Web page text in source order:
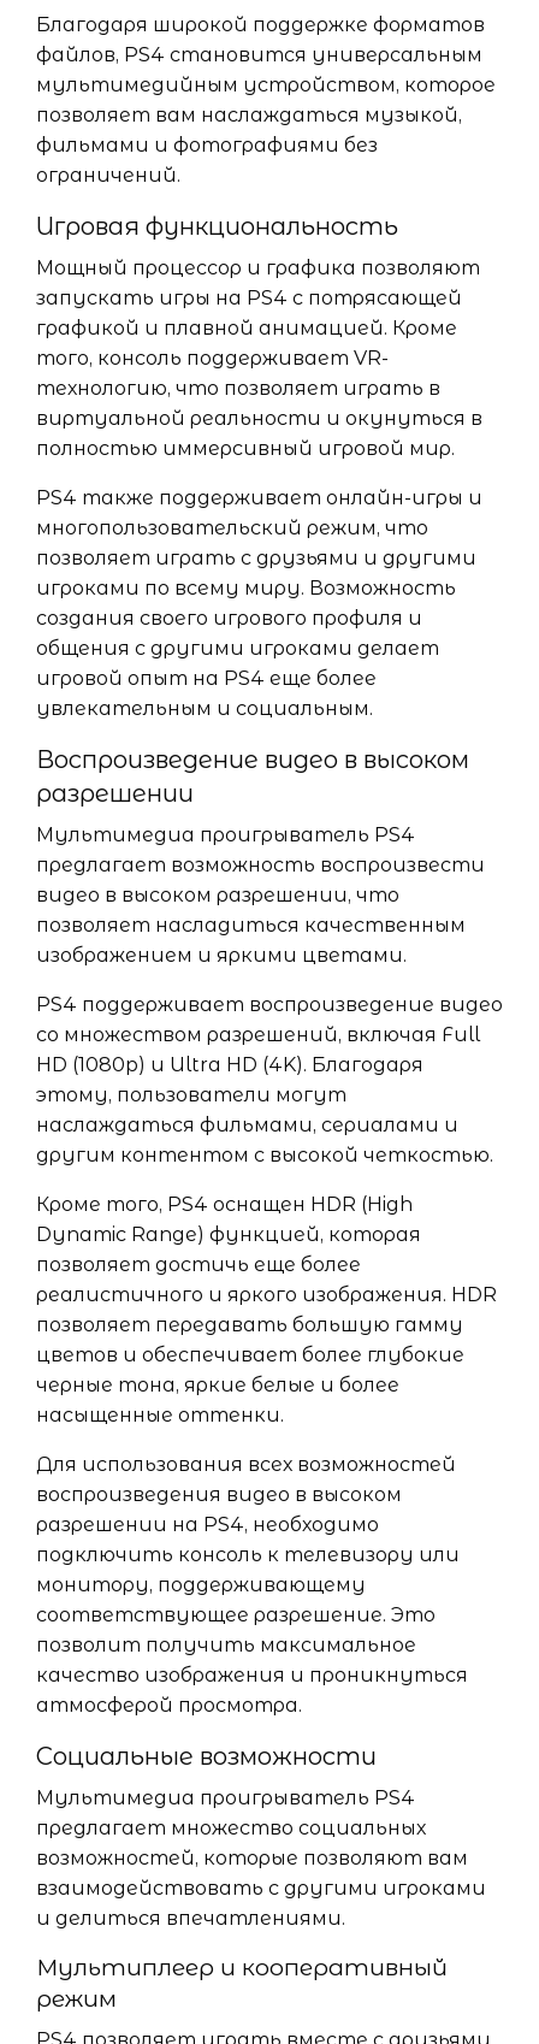
Благодаря широкой поддержке форматов
файлов, PS4 становится универсальным
мультимедийным устройством, которое
позволяет вам наслаждаться музыкой,
фильмами и фотографиями без
ограничений.
Игровая функциональность
Мощный процессор и графика позволяют
запускать игры на PS4 с потрясающей
графикой и плавной анимацией. Кроме
того, консоль поддерживает VR-
технологию, что позволяет играть в
виртуальной реальности и окунуться в
полностью иммерсивный игровой мир.
PS4 также поддерживает онлайн-игры и
многопользовательский режим, что
позволяет играть с друзьями и другими
игроками по всему миру. Возможность
создания своего игрового профиля и
общения с другими игроками делает
игровой опыт на PS4 еще более
увлекательным и социальным.
Воспроизведение видео в высоком
разрешении
Мультимедиа проигрыватель PS4
предлагает возможность воспроизвести
видео в высоком разрешении, что
позволяет насладиться качественным
изображением и яркими цветами.
PS4 поддерживает воспроизведение видео
со множеством разрешений, включая Full
HD (1080p) и Ultra HD (4K). Благодаря
этому, пользователи могут
наслаждаться фильмами, сериалами и
другим контентом с высокой четкостью.
Кроме того, PS4 оснащен HDR (High
Dynamic Range) функцией, которая
позволяет достичь еще более
реалистичного и яркого изображения. HDR
позволяет передавать большую гамму
цветов и обеспечивает более глубокие
черные тона, яркие белые и более
насыщенные оттенки.
Для использования всех возможностей
воспроизведения видео в высоком
разрешении на PS4, необходимо
подключить консоль к телевизору или
монитору, поддерживающему
соответствующее разрешение. Это
позволит получить максимальное
качество изображения и проникнуться
атмосферой просмотра.
Социальные возможности
Мультимедиа проигрыватель PS4
предлагает множество социальных
возможностей, которые позволяют вам
взаимодействовать с другими игроками
и делиться впечатлениями.
Мультиплеер и кооперативный
режим